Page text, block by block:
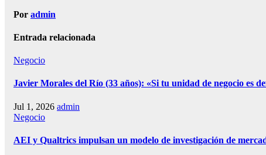
Por admin
Entrada relacionada
Negocio
Javier Morales del Río (33 años): «Si tu unidad de negocio es
Jul 1, 2026 admin
Negocio
AEI y Qualtrics impulsan un modelo de investigación de